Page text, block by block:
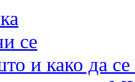
се
и како да